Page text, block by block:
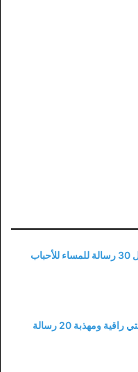
تصبح على خير أجمل 30 رسالة للمساء للأحباب
رسالة اعتذار لصديقتي راقية ومهذبة 20 رسالة